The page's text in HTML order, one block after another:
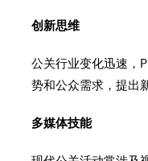
创新思维
公关行业变化迅速，
势和公众需求，提出
多媒体技能